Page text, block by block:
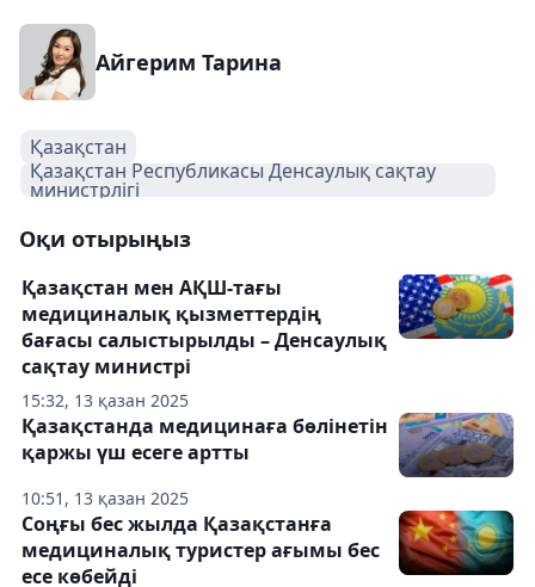
Айгерим Тарина
Қазақстан
Қазақстан Республикасы Денсаулық сақтау
министрлігі
Оқи отырыңыз
15:32, 13 қазан 2025
Қазақстан мен АҚШ-тағы
медициналық қызметтердің
бағасы салыстырылды – Денсаулық
сақтау министрі
10:51, 13 қазан 2025
Қазақстанда медицинаға бөлінетін
қаржы үш есеге артты
Соңғы бес жылда Қазақстанға
медициналық туристер ағымы бес
есе көбейді